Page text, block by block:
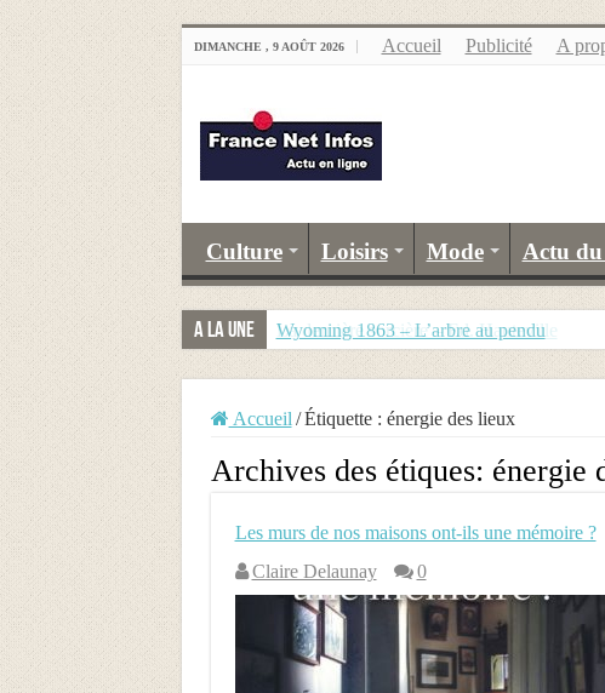
DIMANCHE , 9 AOÛT 2026 Accueil Publicité A
Culture Loisirs Mode Actu
A la Une Wyoming 1863 – L’arbre au pendu
Accueil / Étiquette : énergie des lieux
Archives des étiques: énergie
Les murs de nos maisons ont-ils une mémoire ?
Claire Delaunay
0